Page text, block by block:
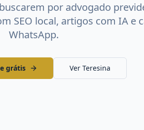
por advogado
SEO local, artigos com IA e
WhatsApp.
grátis Ver Teresina